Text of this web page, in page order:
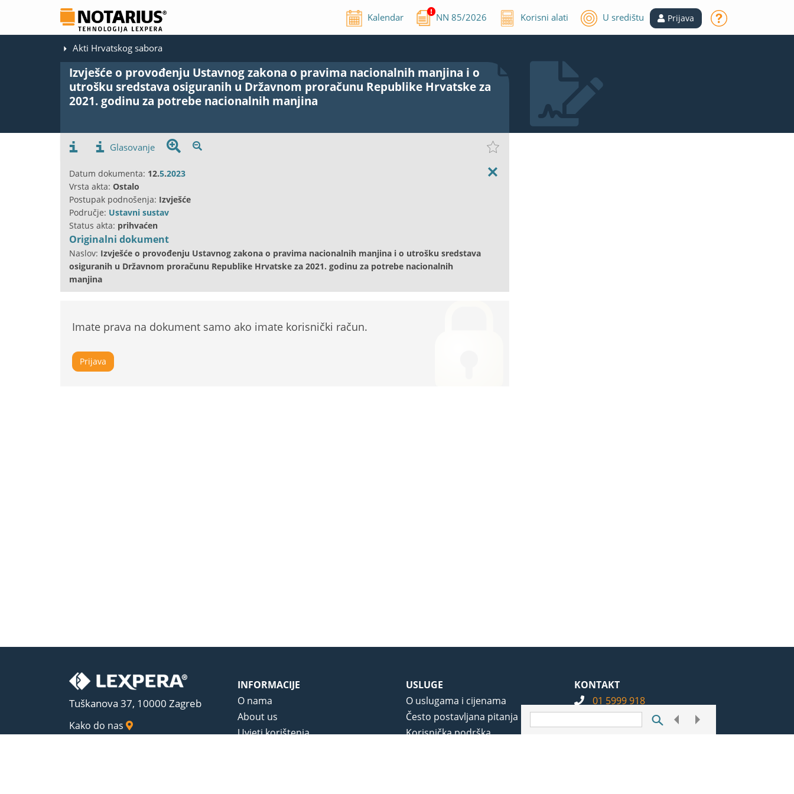
Kalendar NN85/2026 Korisni alati U središtu Prijava
Akti Hrvatskog sabora
Izvješće o provođenju Ustavnog zakona o pravima nacionalnih manjina i o
utrošku sredstava osiguranih u Državnom proračunu Republike Hrvatske za
2021. godinu za potrebe nacionalnih manjina
Glasovanje
Datum dokumenta: 12.5.2023
Vrsta akta: Ostalo
Postupak podnošenja: Izvješće
Područje: Ustavni sustav
Status akta: prihvaćen
Originalni dokument
Naslov: Izvješće o provođenju Ustavnog zakona o pravima nacionalnih manjina i o utrošku sredstava
osiguranih u Državnom proračunu Republike Hrvatske za 2021. godinu za potrebe nacionalnih
manjina
Imate prava na dokument samo ako imate korisnički račun.
Prijava
Tuškanova 37, 10000 Zagreb
Kako do nas
INFORMACIJE
O nama
About us
Uvjeti korištenja
USLUGE
O uslugama i cijenama
Često postavljana pitanja
Korisnička podrška
KONTAKT
01 5999 918
info@notarius.hr